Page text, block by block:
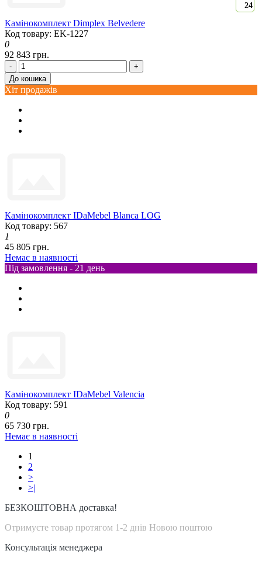
24
Камінокомплект Dimplex Belvedere
Код товару: EK-1227
0
92 843 грн.
-
+
До кошика
Хіт продажів
Камінокомплект IDaMebel Blanca LOG
Код товару: 567
1
45 805 грн.
Немає в наявності
Під замовлення - 21 день
Камінокомплект IDaMebel Valencia
Код товару: 591
0
65 730 грн.
Немає в наявності
1
2
>
>|
БЕЗКОШТОВНА доставка!
Отримуєте товар протягом 1-2 днів Новою поштою
Консультація менеджера